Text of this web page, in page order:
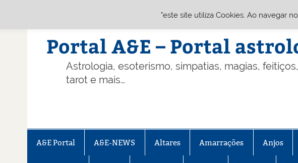
Portal A&E – Portal
Astrologia, esoterismo, simpatias, magias,
tarot e mais…
A&E Portal A&E-NEWS Altares Amarrações Anjos
"este site utiliza Cookies. Ao navegar